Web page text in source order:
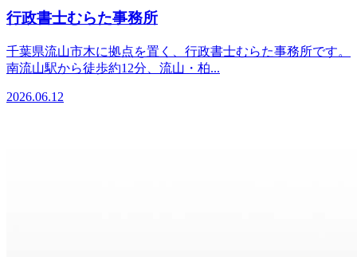
行政書士むらた事務所
千葉県流山市木に拠点を置く、行政書士むらた事務所です。
南流山駅から徒歩約12分、流山・柏...
2026.06.12